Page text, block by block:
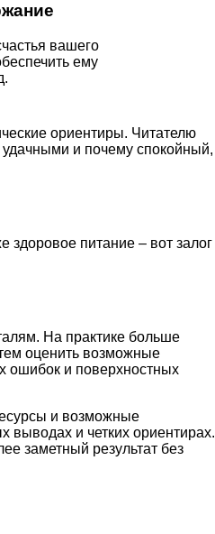
вашего
ему
ориентиры. Читателю
и почему спокойный,
питание – вот залог
На практике больше
оценить возможные
ошибок и поверхностных
и возможные
выводах и четких ориентирах.
заметный результат без